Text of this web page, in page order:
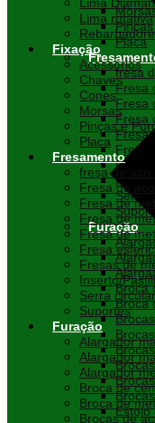
Pinças
Placa
fresa
Fresa
Fresa
Fresa
Fresa
Fresa
Serra
Furação
Broca
Broca
Estojo
Lima rotativa
Fixação
Acessórios
Chaves
Cones
Morsas
Pinças e
Placa
Fresamento
fresa de aco
Fresa de
Fresa de
Fresa de
Fresa de
Fresa
Fresas de
Inserto/
Serra
Suportes
Furação
Alargador
Alargador
Alargador
Broca de
Broca de
Brocas de